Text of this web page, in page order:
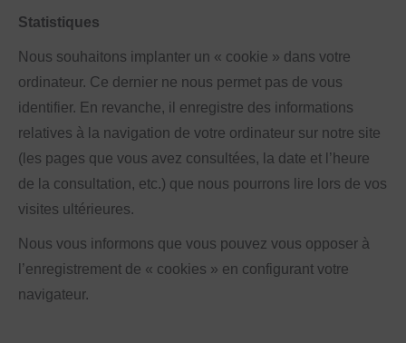
Statistiques
Nous souhaitons implanter un « cookie » dans votre
ordinateur. Ce dernier ne nous permet pas de vous
identifier. En revanche, il enregistre des informations
relatives à la navigation de votre ordinateur sur notre site
(les pages que vous avez consultées, la date et l’heure
de la consultation, etc.) que nous pourrons lire lors de vos
visites ultérieures.
Nous vous informons que vous pouvez vous opposer à
l’enregistrement de « cookies » en configurant votre
navigateur.